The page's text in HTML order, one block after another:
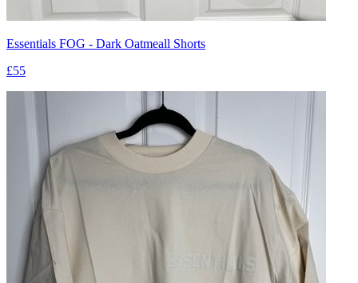
Essentials FOG - Dark Oatmeall Shorts
£55